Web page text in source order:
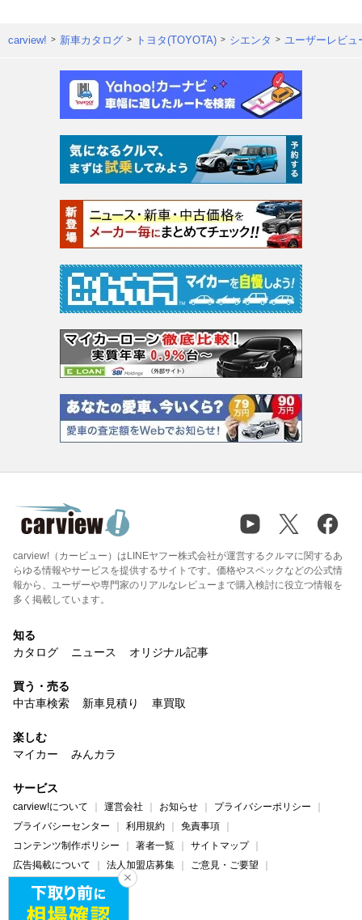
carview! 新車カタログ トヨタ(TOYOTA) シエンタ ユーザーレビュ
carview!（カービュー）はLINEヤフー株式会社が運営するクルマに関するあ
らゆる情報やサービスを提供するサイトです。価格やスペックなどの公式情
報から、ユーザーや専門家のリアルなレビューまで購入検討に役立つ情報を
多く掲載しています。
知る
カタログ
ニュース オリジナル記事
買う・売る
中古車検索
新車見積り 車買取
楽しむ
マイカー
みんカラ
サービス
carview!について 運営会社 お知らせ
プライバシーポリシー
プライバシーセンター
利用規約
免責事項
コンテンツ制作ポリシー
著者一覧
サイトマップ
広告掲載について
法人加盟店募集
ご意見・ご要望
ヘルプ・お問い合わせ